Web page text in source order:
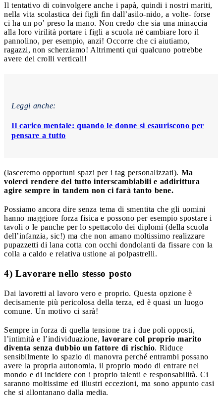
Il tentativo di coinvolgere anche i papà, quindi i nostri mariti,
nella vita scolastica dei figli fin dall’asilo-nido, a volte- forse
ci ha un po’ preso la mano. Non credo che sia una minaccia
alla loro virilità portare i figli a scuola né cambiare loro il
pannolino, per esempio, anzi! Occorre che ci aiutiamo,
ragazzi, non scherziamo! Altrimenti qui qualcuno potrebbe
avere dei crolli verticali!
Leggi anche:
Il carico mentale: quando le donne si esauriscono per
pensare a tutto
(lasceremo opportuni spazi per i tag personalizzati). Ma
volerci rendere del tutto interscambiabili e addirittura
agire sempre in tandem non ci farà tanto bene.
Possiamo ancora dire senza tema di smentita che gli uomini
hanno maggiore forza fisica e possono per esempio spostare i
tavoli o le panche per lo spettacolo dei diplomi (della scuola
dell’infanzia, sic!) ma che non amano moltissimo realizzare
pupazzetti di lana cotta con occhi dondolanti da fissare con la
colla a caldo e relativa ustione ai polpastrelli.
4) Lavorare nello stesso posto
Dai lavoretti al lavoro vero e proprio. Questa opzione è
decisamente più pericolosa della terza, ed è quasi un luogo
comune. Un motivo ci sarà!
Sempre in forza di quella tensione tra i due poli opposti,
l’intimità e l’individuazione, lavorare col proprio marito
diventa senza dubbio un fattore di rischio. Riduce
sensibilmente lo spazio di manovra perché entrambi possano
avere la propria autonomia, il proprio modo di entrare nel
mondo e di incidere con i proprio talenti e responsabilità. Ci
saranno moltissime ed illustri eccezioni, ma sono appunto casi
che si allontanano dalla media.